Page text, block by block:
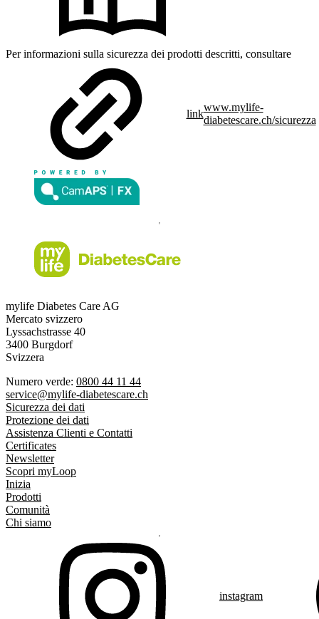
Per informazioni sulla sicurezza dei prodotti descritti, consultare
link
www.mylife-
diabetescare.ch/sicurezza
mylife Diabetes Care AG
Mercato svizzero
Lyssachstrasse 40
3400 Burgdorf
Svizzera
Numero verde: 0800 44 11 44
service@mylife-diabetescare.ch
Sicurezza dei dati
Protezione dei dati
Assistenza Clienti e Contatti
Certificates
Newsletter
Scopri myLoop
Inizia
Prodotti
Comunità
Chi siamo
instagram